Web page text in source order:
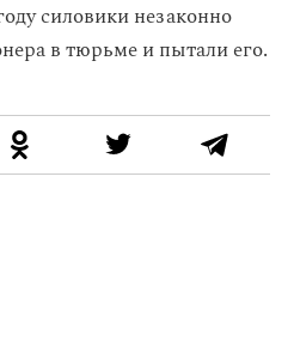
силовики незаконно
в тюрьме и пытали его.